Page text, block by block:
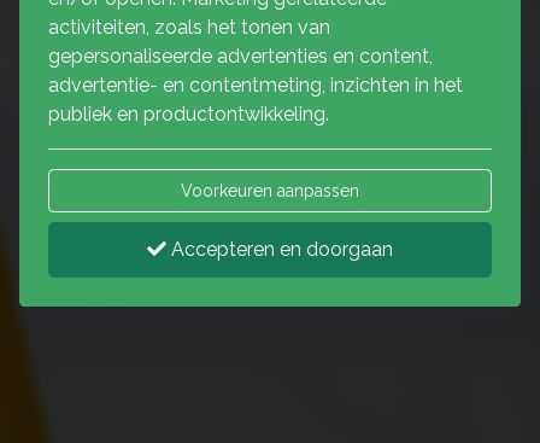
activiteiten, zoals het tonen van
gepersonaliseerde advertenties en content,
advertentie- en contentmeting, inzichten in het
publiek en productontwikkeling.
Voorkeuren aanpassen
Accepteren en doorgaan